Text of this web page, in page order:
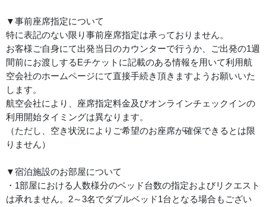
▼事前座席指定について
特に表記のない限り事前座席指定は承っておりません。
お客様ご自身にて出発当日のカウンターで行うか、ご出発の1週
間前にお渡しするEチケットに記載のある情報を用いて利用航
空会社のホームページにて直接手続き頂きますようお願いいた
します。
航空会社により、座席指定料金及びオンラインチェックインの
利用開始タイミングは異なります。
（ただし、空き状況によりご希望のお座席が確保できるとは限
りません）
▼宿泊施設のお部屋について
・1部屋における人数様分のベッド台数の指定およびリクエスト
は承れません。2～3名でダブルベッド1台となる場合もござい